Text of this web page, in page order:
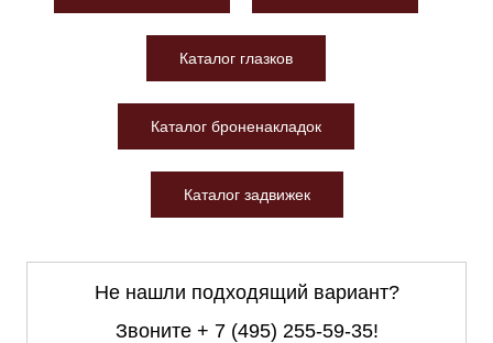
Каталог глазков
Каталог броненакладок
Каталог задвижек
Не нашли подходящий вариант?
Звоните + 7 (495) 255-59-35!